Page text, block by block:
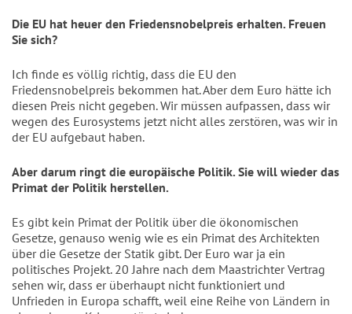
Die EU hat heuer den Friedensnobelpreis erhalten. Freuen
Sie sich?
Ich finde es völlig richtig, dass die EU den
Friedensnobelpreis bekommen hat. Aber dem Euro hätte ich
diesen Preis nicht gegeben. Wir müssen aufpassen, dass wir
wegen des Eurosystems jetzt nicht alles zerstören, was wir in
der EU aufgebaut haben.
Aber darum ringt die europäische Politik. Sie will wieder das
Primat der Politik herstellen.
Es gibt kein Primat der Politik über die ökonomischen
Gesetze, genauso wenig wie es ein Primat des Architekten
über die Gesetze der Statik gibt. Der Euro war ja ein
politisches Projekt. 20 Jahre nach dem Maastrichter Vertrag
sehen wir, dass er überhaupt nicht funktioniert und
Unfrieden in Europa schafft, weil eine Reihe von Ländern in